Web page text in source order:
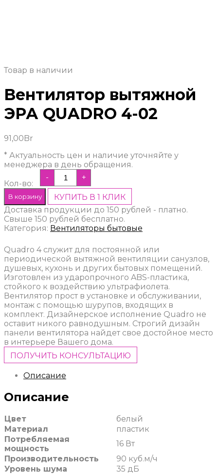
Товар в наличии
Вентилятор вытяжной
ЭРА QUADRO 4-02
91,00Br
* Актуальность цен и наличие уточняйте у
менеджера в день обращения.
Кол-во:
- +
В корзину
КУПИТЬ В 1 КЛИК
Доставка продукции до 150 рублей - платно.
Свыше 150 рублей бесплатно.
Категория: Вентиляторы бытовые
Quadro 4 служит для постоянной или
периодической вытяжной вентиляции санузлов,
душевых, кухонь и других бытовых помещений.
Изготовлен из ударопрочного ABS-пластика,
стойкого к воздействию ультрафиолета.
Вентилятор прост в установке и обслуживании,
монтаж с помощью шурупов, входящих в
комплект. Дизайнерское исполнение Quadro не
оставит никого равнодушным. Строгий дизайн
панели вентилятора найдет свое достойное место
в интерьере Вашего дома.
ПОЛУЧИТЬ КОНСУЛЬТАЦИЮ
Описание
Описание
Цвет
белый
Материал
пластик
Потребляемая
мощность
16 Вт
Производительность
90 куб.м/ч
Уровень шума
35 дБ